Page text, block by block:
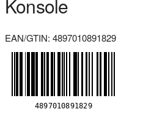
Konsole
EAN/GTIN: 4897010891829